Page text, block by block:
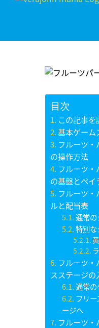
目次
この記事を
基本ゲーム
フルーツ
の操作方法
フルーツ
の基盤とペイ
フルーツ
ルと配当表
通常
特別
フルーツ
スステージの
通常
フリ
ージへ
フルーツ